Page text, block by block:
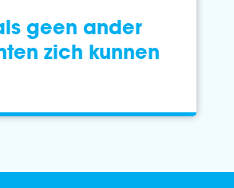
geen ander
zich kunnen